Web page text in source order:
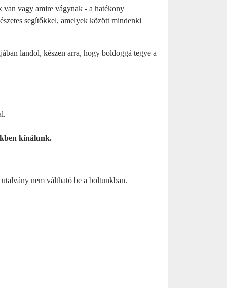
van vagy amire vágynak - a hatékony
segítőkkel, amelyek között mindenki
landol, készen arra, hogy boldoggá tegye a
kínálunk.
nem váltható be a boltunkban.